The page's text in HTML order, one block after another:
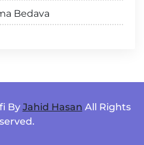
Bedava
By Jahid Hasan All Rights